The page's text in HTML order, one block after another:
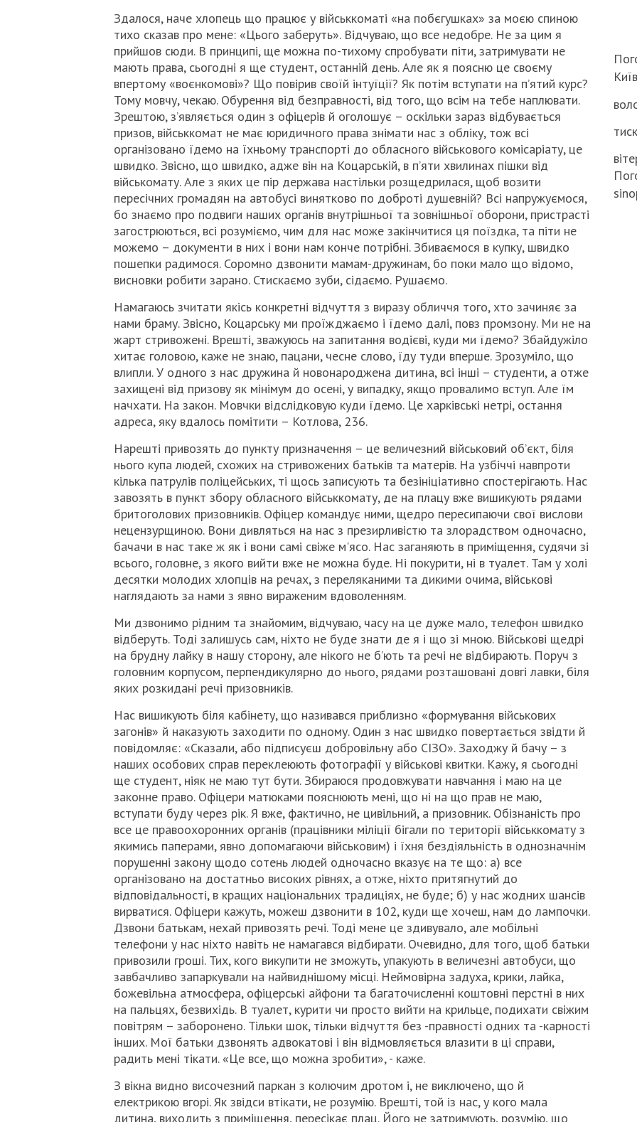
Здалося, наче хлопець що працює у військкоматі «на побєгушках» за моєю спиною
тихо сказав про мене: «Цього заберуть». Відчуваю, що все недобре. Не за цим я
прийшов сюди. В принципі, ще можна по-тихому спробувати піти, затримувати не
мають права, сьогодні я ще студент, останній день. Але як я поясню це своєму
впертому «воєнкомові»? Що повірив своїй інтуїції? Як потім вступати на п’ятий курс?
Тому мовчу, чекаю. Обурення від безправності, від того, що всім на тебе наплювати.
Зрештою, з’являється один з офіцерів й оголошує – оскільки зараз відбувається
призов, військкомат не має юридичного права знімати нас з обліку, тож всі
організовано їдемо на їхньому транспорті до обласного військового комісаріату, це
швидко. Звісно, що швидко, адже він на Коцарській, в п’яти хвилинах пішки від
військомату. Але з яких це пір держава настільки розщедрилася, щоб возити
пересічних громадян на автобусі винятково по доброті душевній? Всі напружуємося,
бо знаємо про подвиги наших органів внутрішньої та зовнішньої оборони, пристрасті
загострюються, всі розуміємо, чим для нас може закінчитися ця поїздка, та піти не
можемо – документи в них і вони нам конче потрібні. Збиваємося в купку, швидко
пошепки радимося. Соромно дзвонити мамам-дружинам, бо поки мало що відомо,
висновки робити зарано. Стискаємо зуби, сідаємо. Рушаємо.
Намагаюсь зчитати якісь конкретні відчуття з виразу обличчя того, хто зачиняє за
нами браму. Звісно, Коцарську ми проїжджаємо і їдемо далі, повз промзону. Ми не на
жарт стривожені. Врешті, зважуюсь на запитання водієві, куди ми їдемо? Збайдужіло
хитає головою, каже не знаю, пацани, чесне слово, їду туди вперше. Зрозуміло, що
влипли. У одного з нас дружина й новонароджена дитина, всі інші – студенти, а отже
захищені від призову як мінімум до осені, у випадку, якщо провалимо вступ. Але їм
начхати. На закон. Мовчки відслідковую куди їдемо. Це харківські нетрі, остання
адреса, яку вдалось помітити – Котлова, 236.
Нарешті привозять до пункту призначення – це величезний військовий об’єкт, біля
нього купа людей, схожих на стривожених батьків та матерів. На узбіччі навпроти
кілька патрулів поліцейських, ті щось записують та безініціативно спостерігають. Нас
завозять в пункт збору обласного військкомату, де на плацу вже вишикують рядами
бритоголових призовників. Офіцер командує ними, щедро пересипаючи свої вислови
нецензурщиною. Вони дивляться на нас з презирливістю та злорадством одночасно,
бачачи в нас таке ж як і вони самі свіже м'ясо. Нас заганяють в приміщення, судячи зі
всього, головне, з якого вийти вже не можна буде. Ні покурити, ні в туалет. Там у холі
десятки молодих хлопців на речах, з переляканими та дикими очима, військові
наглядають за нами з явно вираженим вдоволенням.
Ми дзвонимо рідним та знайомим, відчуваю, часу на це дуже мало, телефон швидко
відберуть. Тоді залишусь сам, ніхто не буде знати де я і що зі мною. Військові щедрі
на брудну лайку в нашу сторону, але нікого не б’ють та речі не відбирають. Поруч з
головним корпусом, перпендикулярно до нього, рядами розташовані довгі лавки, біля
яких розкидані речі призовників.
Нас вишикують біля кабінету, що називався приблизно «формування військових
загонів» й наказують заходити по одному. Один з нас швидко повертається звідти й
повідомляє: «Сказали, або підписуєш добровільну або СІЗО». Заходжу й бачу – з
наших особових справ переклеюють фотографії у військові квитки. Кажу, я сьогодні
ще студент, ніяк не маю тут бути. Збираюся продовжувати навчання і маю на це
законне право. Офіцери матюками пояснюють мені, що ні на що прав не маю,
вступати буду через рік. Я вже, фактично, не цивільний, а призовник. Обізнаність про
все це правоохоронних органів (працівники міліції бігали по території військкомату з
якимись паперами, явно допомагаючи військовим) і їхня бездіяльність в однозначнім
порушенні закону щодо сотень людей одночасно вказує на те що: а) все
організовано на достатньо високих рівнях, а отже, ніхто притягнутий до
відповідальності, в кращих національних традиціях, не буде; б) у нас жодних шансів
вирватися. Офіцери кажуть, можеш дзвонити в 102, куди ще хочеш, нам до лампочки.
Дзвони батькам, нехай привозять речі. Тоді мене це здивувало, але мобільні
телефони у нас ніхто навіть не намагався відбирати. Очевидно, для того, щоб батьки
привозили гроші. Тих, кого викупити не зможуть, упакують в величезні автобуси, що
завбачливо запаркували на найвиднішому місці. Неймовірна задуха, крики, лайка,
божевільна атмосфера, офіцерські айфони та багаточисленні коштовні перстні в них
на пальцях, безвихідь. В туалет, курити чи просто вийти на крильце, подихати свіжим
повітрям – заборонено. Тільки шок, тільки відчуття без -правності одних та -карності
інших. Мої батьки дзвонять адвокатові і він відмовляється влазити в ці справи,
радить мені тікати. «Це все, що можна зробити», - каже.
З вікна видно височезний паркан з колючим дротом і, не виключено, що й
електрикою вгорі. Як звідси втікати, не розумію. Врешті, той із нас, у кого мала
дитина, виходить з приміщення, пересікає плац. Його не затримують, розумію, що
Київ